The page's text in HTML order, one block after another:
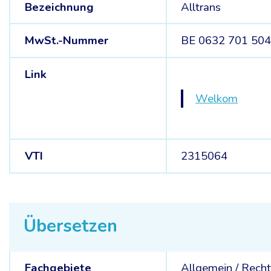
Bezeichnung Alltrans
MwSt.-Nummer BE 0632 701 504
Link
Welkom
VTI 2315064
Übersetzen